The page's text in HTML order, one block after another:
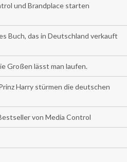
und Brandplace starten
Buch, das in Deutschland verkauft
Großen lässt man laufen.
Harry stürmen die deutschen
von Media Control